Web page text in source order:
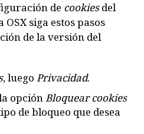
de cookiesdel
OSX siga estos pasos
de la versión del
, luego Privacidad.
opciónBloquear cookies
de bloqueo que desea